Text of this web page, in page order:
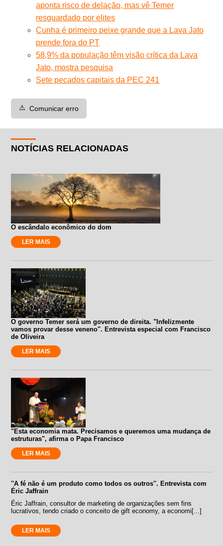
aponta risco de delação, mas vê Temer
resguardado por elites
Cunha é primeiro peixe grande que a Lava Jato
prende fora do PT
58,9% da população têm visão crítica da Lava
Jato, mostra pesquisa
Sete pecados capitais da PEC 241
⚠️ Comunicar erro
NOTÍCIAS RELACIONADAS
O escândalo econômico do dom
LER MAIS
O governo Temer será um governo de direita. "Infelizmente
vamos provar desse veneno". Entrevista especial com Francisco
de Oliveira
LER MAIS
"Esta economia mata. Precisamos e queremos uma mudança de
estruturas", afirma o Papa Francisco
LER MAIS
''A fé não é um produto como todos os outros''. Entrevista com
Éric Jaffrain
Éric Jaffrain, consultor de marketing de organizações sem fins
lucrativos, tendo criado o conceito de gift economy, a economi[...]
LER MAIS